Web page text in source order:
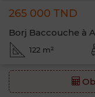
265 000 TND
Borj Baccouche à
122 m²